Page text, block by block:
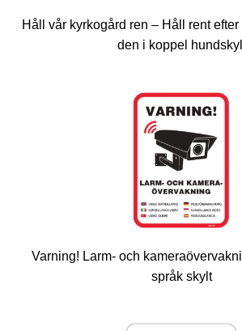
Håll vår kyrkogård ren – Håll rent efter
den i koppel
Varning! Larm- och
språk skylt